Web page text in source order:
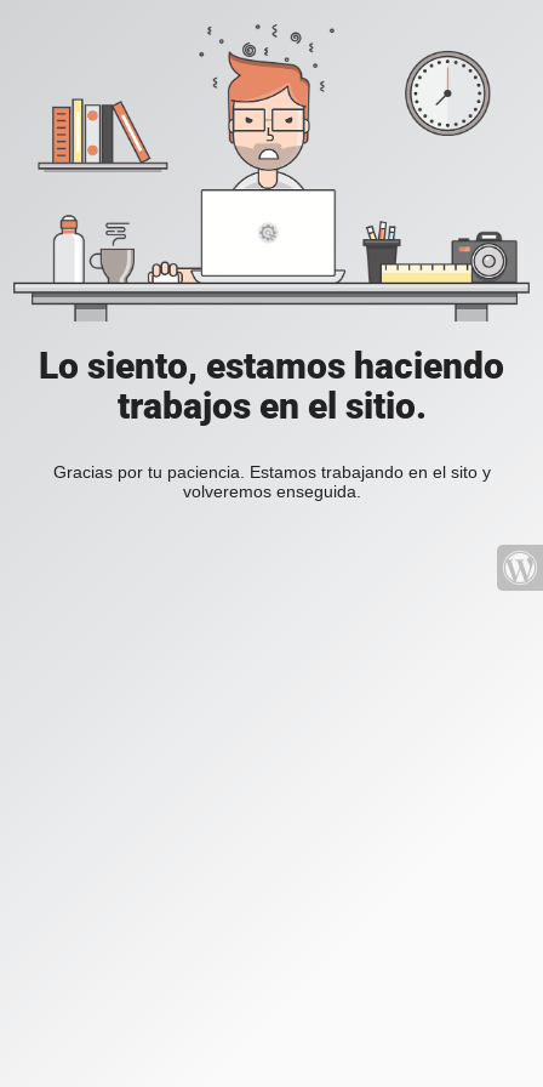
Lo siento, estamos haciendo
trabajos en el sitio.
Gracias por tu paciencia. Estamos trabajando en el sito y
volveremos enseguida.